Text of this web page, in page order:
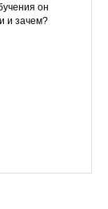
он
и зачем?